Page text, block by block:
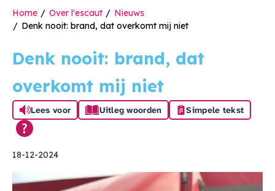
Home Over l'escaut
Nieuws
Denk nooit: brand, dat overkomt mij niet
Denk nooit: brand, dat
overkomt mij niet
Lees voor Uitleg woorden Simpele tekst
18-12-2024